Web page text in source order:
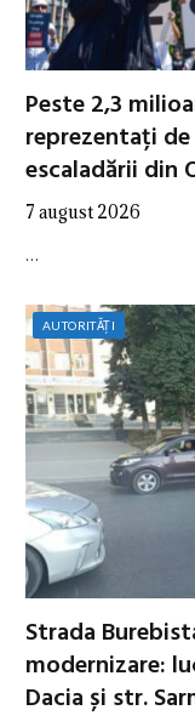
Peste 2,3
reprezentați
escaladării din
7 august 2026
…
AUTORITĂȚI
Strada
modernizare:
Dacia și str.